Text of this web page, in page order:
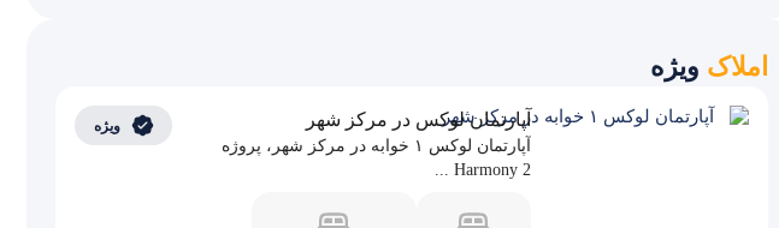
املاک ویژه
آپارتمان لوکس در مرکز شهر
آپارتمان لوکس ۱ خوابه در مرکز شهر، پروژه
Harmony 2 ...
ویژه